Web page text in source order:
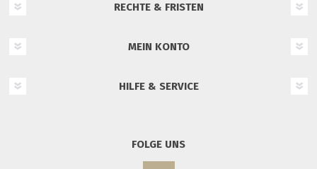
RECHTE & FRISTEN
MEIN KONTO
HILFE & SERVICE
FOLGE UNS